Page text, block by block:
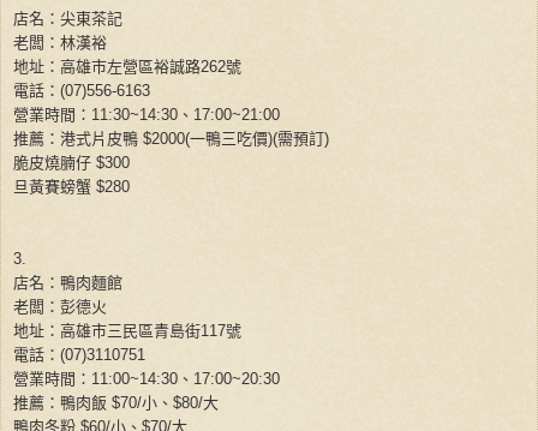
店名：尖東茶記
老闆：林漢裕
地址：高雄市左營區裕誠路262號
電話： (07)556-6163
營業時間： 11:30~14:30 、 17:00~21:00
推薦：港式片皮鴨 $2000(一鴨三吃價)(需預訂)
脆皮燒腩仔 $300
旦黃賽螃蟹 $280
3.
店名：鴨肉麵館
老闆：彭德火
地址：高雄市三民區青島街117號
電話： (07)3110751
營業時間： 11:00~14:30 、 17:00~20:30
推薦：鴨肉飯 $70/小、 $80/大
鴨肉冬粉 $60/小、 $70/大